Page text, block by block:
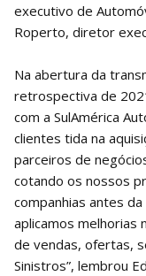
executivo de
Roperto, diretor
Na abertura da
retrospectiva de
com a SulAmérica
clientes tida na
parceiros de
cotando os nossos
companhias antes
aplicamos melhorias
de vendas, ofertas,
Sinistros”, lembrou